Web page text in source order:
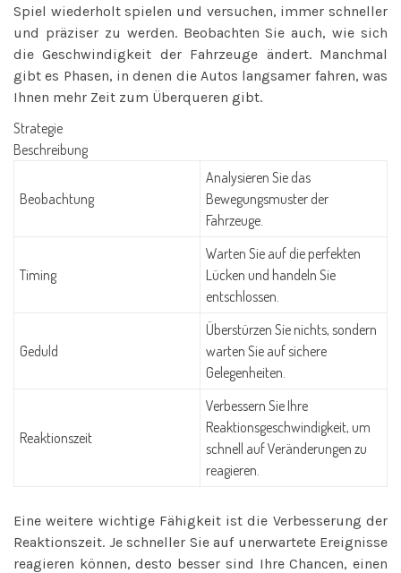
Spiel wiederholt spielen und versuchen, immer schneller
und präziser zu werden. Beobachten Sie auch, wie sich
die Geschwindigkeit der Fahrzeuge ändert. Manchmal
gibt es Phasen, in denen die Autos langsamer fahren, was
Ihnen mehr Zeit zum Überqueren gibt.
Strategie
Beschreibung
Beobachtung
Analysieren Sie das
Bewegungsmuster der
Fahrzeuge.
Timing
Warten Sie auf die perfekten
Lücken und handeln Sie
entschlossen.
Geduld
Überstürzen Sie nichts, sondern
warten Sie auf sichere
Gelegenheiten.
Reaktionszeit
Verbessern Sie Ihre
Reaktionsgeschwindigkeit, um
schnell auf Veränderungen zu
reagieren.
Eine weitere wichtige Fähigkeit ist die Verbesserung der
Reaktionszeit. Je schneller Sie auf unerwartete Ereignisse
reagieren können, desto besser sind Ihre Chancen, einen